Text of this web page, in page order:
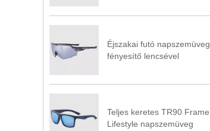
Éjszakai futó napszemüveg
fényesítő lencsével
Teljes keretes TR90 Frame
Lifestyle napszemüveg